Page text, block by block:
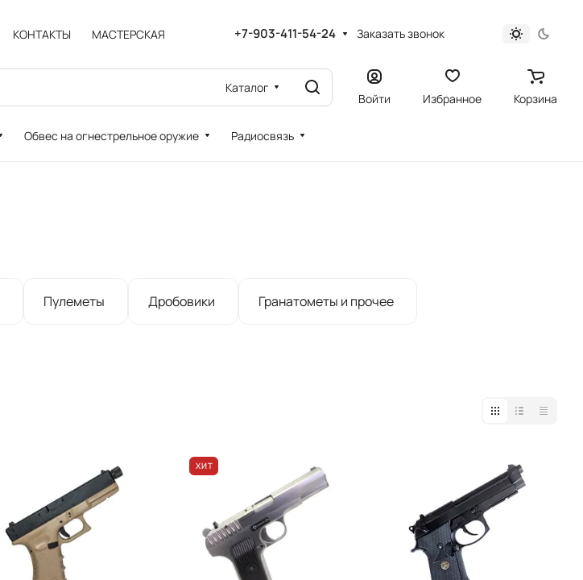
КОНТАКТЫ МАСТЕРСКАЯ +7-903-411-54-24 Заказать звонок
Каталог
Войти Избранное Корзина
Обвес на огнестрельное оружие Радиосвязь
Пулеметы Дробовики Гранатометы и прочее
ХИТ